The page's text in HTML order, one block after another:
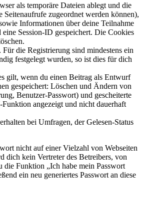
als temporäre Dateien ablegt und die
zugeordnet werden können),
Informationen über deine Teilnahme
Session-ID gespeichert. Die Cookies
die Registrierung sind mindestens ein
festgelegt wurden, so ist dies für dich
gilt, wenn du einen Beitrag als Entwurf
gespeichert: Löschen und Ändern von
Benutzer-Passwort) und gescheiterte
angezeigt und nicht dauerhaft
bei Umfragen, der Gelesen-Status
nicht auf einer Vielzahl von Webseiten
dich kein Vertreter des Betreibers, von
die Funktion „Ich habe mein Passwort
ein neu generiertes Passwort an diese